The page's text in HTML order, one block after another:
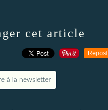
cet article
Repost
à la newsletter